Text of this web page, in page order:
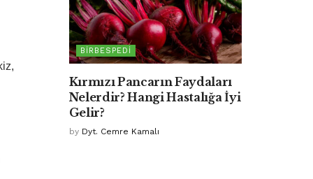
BIRBESPEDI
Kırmızı Pancarın Faydaları
Nelerdir? Hangi Hastalığa İyi
Gelir?
by Dyt. Cemre Kamalı